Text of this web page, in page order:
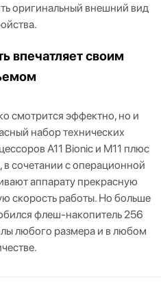
оригинальный внешний вид
впечатляет своим
смотрится эффектно, но и
набор технических
А11 Bionic и М11 плюс
сочетании с операционной
аппарату прекрасную
скорость работы. Но больше
флеш-накопитель 256
любого размера и в любом